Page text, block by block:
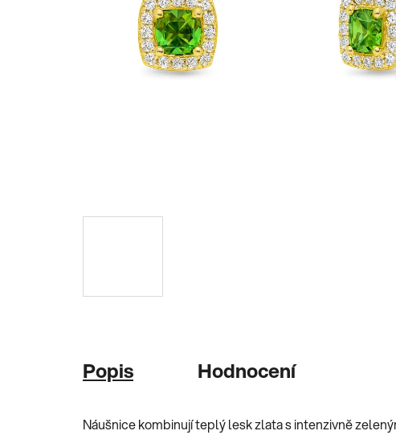
Popis Hodnocení
Náušnice kombinují teplý lesk zlata s intenzivně